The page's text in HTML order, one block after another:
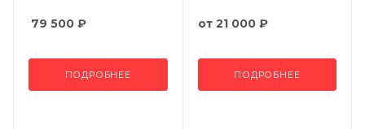
79 500 ₽
ПОДРОБНЕЕ
от 21 000 ₽
ПОДРОБНЕЕ